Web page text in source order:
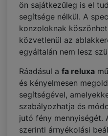
ön sajátkezűleg is el
segítsége nélkül. A
konzoloknak
közvetlenül az
egyáltalán nem lesz
Ráadásul a fa reluxa
és kényelmesen
segítségével,
szabályozhatja és
jutó fény mennyiségét.
szerinti árnyékolási